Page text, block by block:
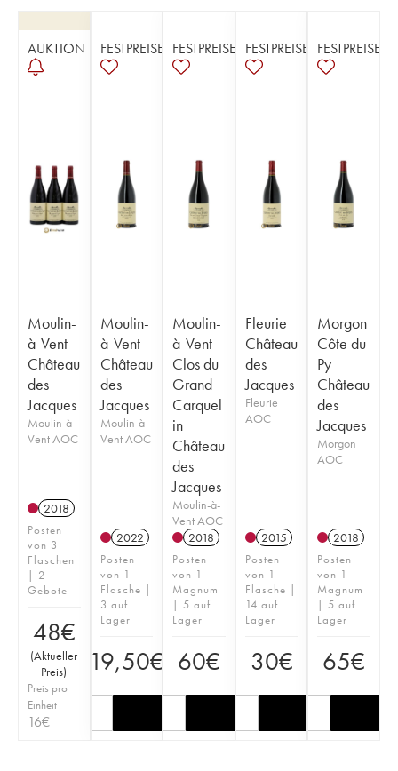
AUKTION
Moulin-
à-Vent
Château
des
Jacques
Moulin-à-
Vent AOC
2018
Posten
von 3
Flaschen
| 2
Gebote
48€
(Aktueller
Preis)
Preis pro
Einheit
16€
FESTPREISE
Moulin-
à-Vent
Château
des
Jacques
Moulin-à-
Vent AOC
2022
Posten
von 1
Flasche |
3 auf
Lager
19,50€
FESTPREISE
Moulin-
à-Vent
Clos du
Grand
Carquel
in
Château
des
Jacques
Moulin-à-
Vent AOC
2018
Posten
von 1
Magnum
| 5 auf
Lager
60€
FESTPREISE
Fleurie
Château
des
Jacques
Fleurie
AOC
2015
Posten
von 1
Flasche |
14 auf
Lager
30€
FESTPREISE
Morgon
Côte du
Py
Château
des
Jacques
Morgon
AOC
2018
Posten
von 1
Magnum
| 5 auf
Lager
65€